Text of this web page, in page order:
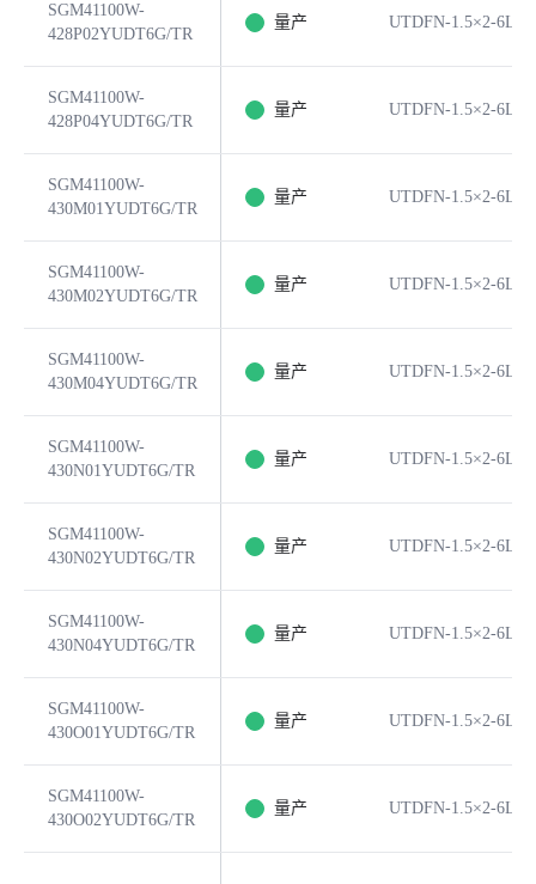
SGM41100W-
428P02YUDT6G/TR
量产 UTDFN-1.5×2-6L
SGM41100W-
428P04YUDT6G/TR
量产 UTDFN-1.5×2-6L
SGM41100W-
430M01YUDT6G/TR
量产 UTDFN-1.5×2-6L
SGM41100W-
430M02YUDT6G/TR
量产 UTDFN-1.5×2-6L
SGM41100W-
430M04YUDT6G/TR
量产 UTDFN-1.5×2-6L
SGM41100W-
430N01YUDT6G/TR
量产 UTDFN-1.5×2-6L
SGM41100W-
430N02YUDT6G/TR
量产 UTDFN-1.5×2-6L
SGM41100W-
430N04YUDT6G/TR
量产 UTDFN-1.5×2-6L
SGM41100W-
430O01YUDT6G/TR
量产 UTDFN-1.5×2-6L
SGM41100W-
430O02YUDT6G/TR
量产 UTDFN-1.5×2-6L